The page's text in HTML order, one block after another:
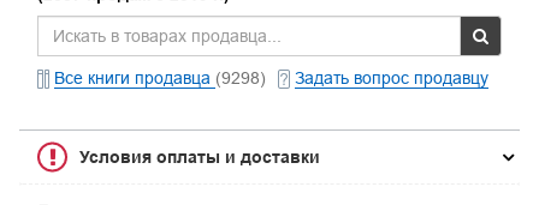
Все книги продавца (9298) Задать вопрос продавцу
Условия оплаты и доставки